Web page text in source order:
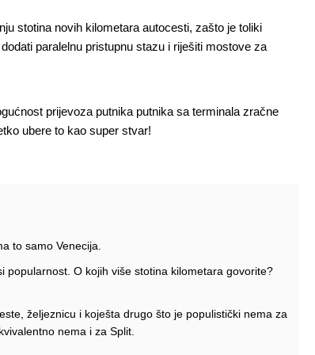
stotina novih kilometara autocesti, zašto je toliki
paralelnu pristupnu stazu i riješiti mostove za
prijevoza putnika putnika sa terminala zračne
ubere to kao super stvar!
to samo Venecija.
O kojih više stotina kilometara govorite?
željeznicu i koješta drugo što je populistički nema za
nema i za Split.